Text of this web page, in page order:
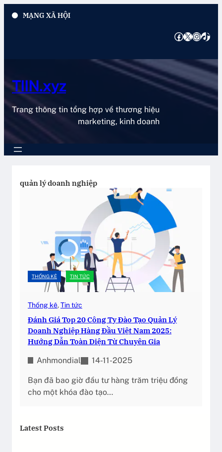
đến
MẠNG XÃ HỘI
FacebookXInstagramTikTok
TIIN.xyz
Trang thông tin tổng hợp về thương hiệu
marketing, kinh doanh
quản lý doanh nghiệp
THỐNG KÊ TIN TỨC
Thống kê, Tin tức
Đánh Giá Top 20 Công Ty Đào Tạo Quản Lý
Doanh Nghiệp Hàng Đầu Việt Nam 2025:
Hướng Dẫn Toàn Diện Từ Chuyên Gia
Anhmondial 14-11-2025
Bạn đã bao giờ đầu tư hàng trăm triệu đồng
cho một khóa đào tạo…
Latest Posts